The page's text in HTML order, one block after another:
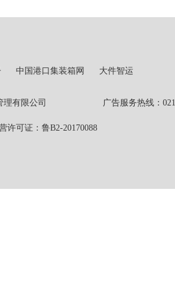
中国港口集装箱网
大件智运
管理有限公司 广告服务热线：021-
许可证：鲁B2-20170088